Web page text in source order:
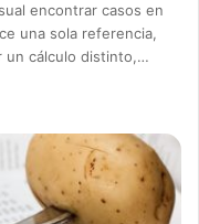
encontrar casos en
una sola referencia,
un cálculo distinto,…